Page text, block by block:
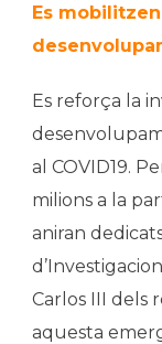
Es
Es reforça la
al COVID19.
milions a la
aniran
Carlos III dels
aquesta